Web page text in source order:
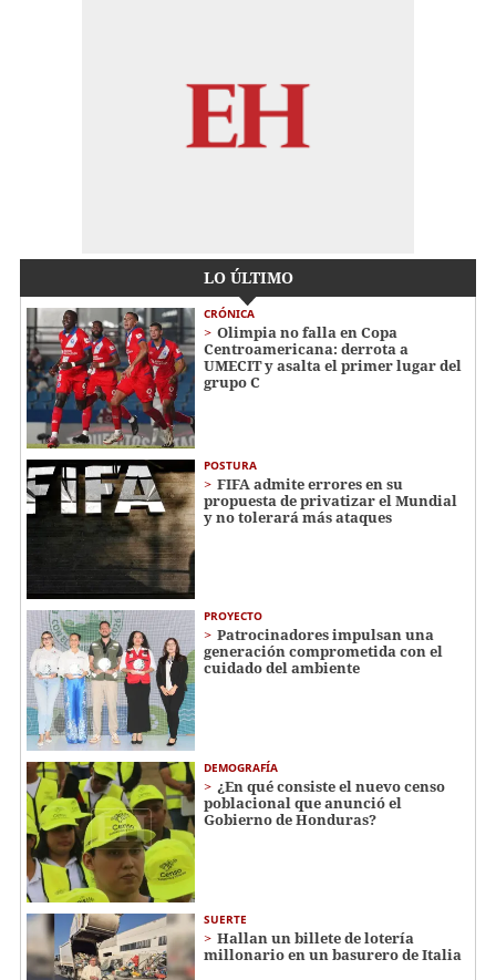
LO ÚLTIMO
CRÓNICA
Olimpia no falla en Copa
Centroamericana: derrota a
UMECIT y asalta el primer lugar del
grupo C
POSTURA
FIFA admite errores en su
propuesta de privatizar el Mundial
y no tolerará más ataques
PROYECTO
Patrocinadores impulsan una
generación comprometida con el
cuidado del ambiente
DEMOGRAFÍA
¿En qué consiste el nuevo censo
poblacional que anunció el
Gobierno de Honduras?
SUERTE
Hallan un billete de lotería
millonario en un basurero de Italia